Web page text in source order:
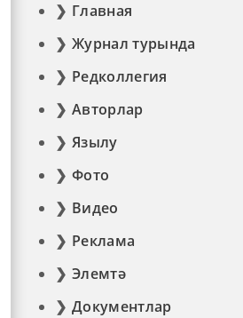
Главная
Журнал турында
Редколлегия
Авторлар
Язылу
Фото
Видео
Реклама
Элемтә
Документлар